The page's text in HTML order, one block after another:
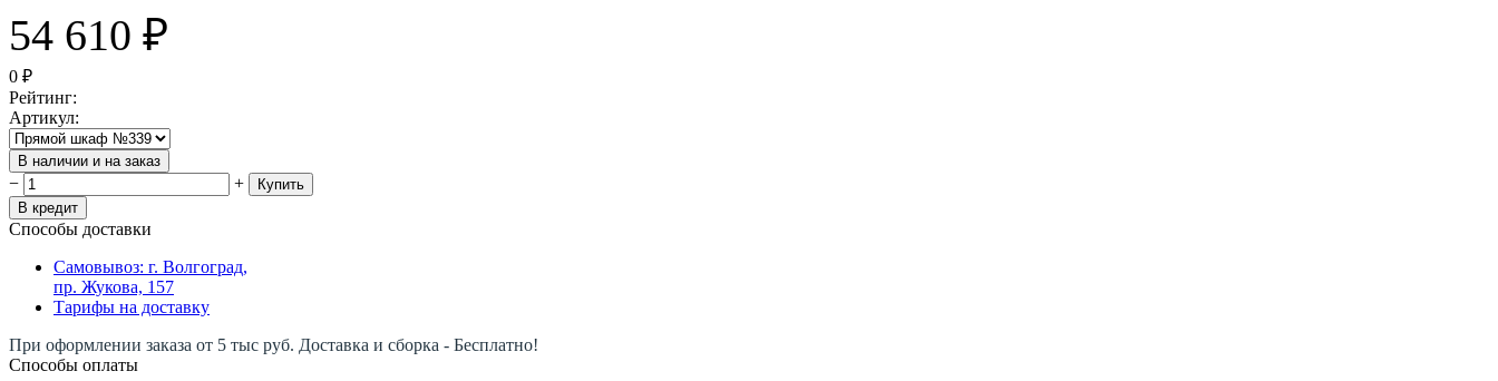
54 610 ₽
0 ₽
Рейтинг:
Артикул:
В наличии и на заказ
− +
Купить
В кредит
Способы доставки
Самовывоз: г. Волгоград,
пр. Жукова, 157
Тарифы на доставку
При оформлении заказа от 5 тыс руб. Доставка и сборка - Бесплатно!
Способы оплаты